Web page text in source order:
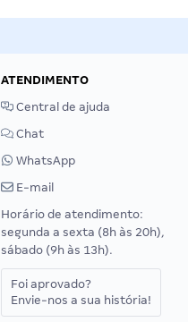
ATENDIMENTO
Central de ajuda
Chat
WhatsApp
E-mail
Horário de atendimento:
segunda a sexta (8h às 20h),
sábado (9h às 13h).
Foi aprovado?
Envie-nos a sua história!